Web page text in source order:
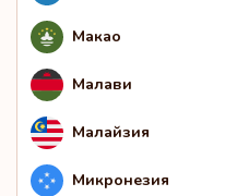
Макао
Малави
Малайзия
Микронезия